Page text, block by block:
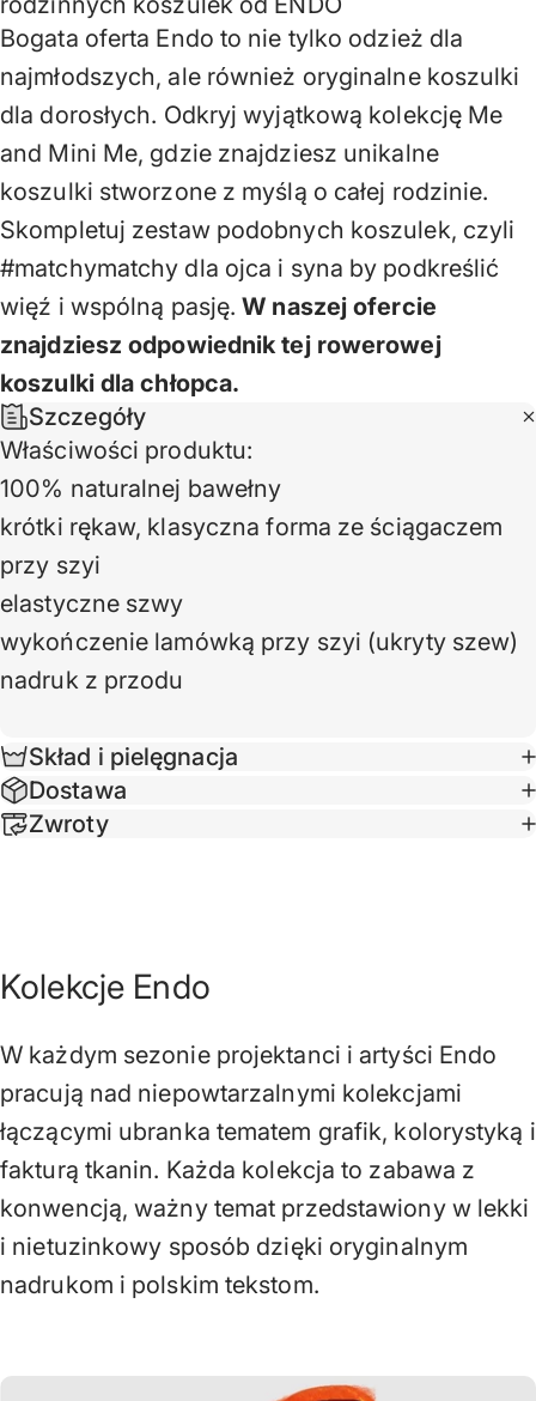
Bogata oferta Endo to nie tylko odzież dla
najmłodszych, ale również oryginalne koszulki
dla dorosłych. Odkryj wyjątkową kolekcję Me
and Mini Me, gdzie znajdziesz unikalne
koszulki stworzone z myślą o całej rodzinie.
Skompletuj zestaw podobnych koszulek, czyli
#matchymatchy dla ojca i syna by podkreślić
więź i wspólną pasję.W naszej ofercie
znajdziesz odpowiednik tej rowerowej
koszulki dla chłopca.
Szczegóły
Właściwości produktu:
100% naturalnej bawełny
krótki rękaw, klasyczna forma ze ściągaczem
przy szyi
elastyczne szwy
wykończenie lamówką przy szyi (ukryty szew)
nadruk z przodu
Skład i pielęgnacja
Dostawa
Zwroty
Kolekcje Endo
W każdym sezonie projektanci i artyści Endo
pracują nad niepowtarzalnymi kolekcjami
łączącymi ubranka tematem grafik, kolorystyką i
fakturą tkanin. Każda kolekcja to zabawa z
konwencją, ważny temat przedstawiony w lekki
i nietuzinkowy sposób dzięki oryginalnym
nadrukom i polskim tekstom.